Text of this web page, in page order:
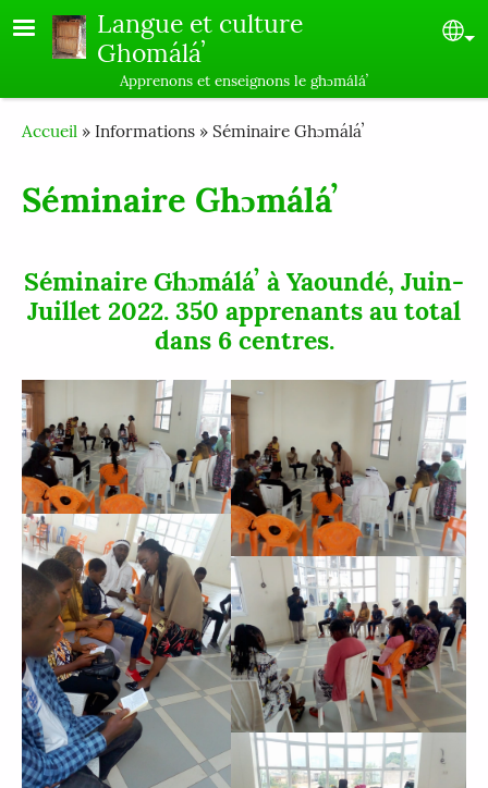
Skip to main contentLangue et culture
Ghomáláʼ
Apprenons et enseignons le ghɔmáláʼ
Breadcrumb
Accueil Informations Séminaire Ghɔmáláʼ
Séminaire Ghɔmáláʼ
Séminaire Ghɔmáláʼ à Yaoundé, Juin-
Juillet 2022. 350 apprenants au total
dans 6 centres.